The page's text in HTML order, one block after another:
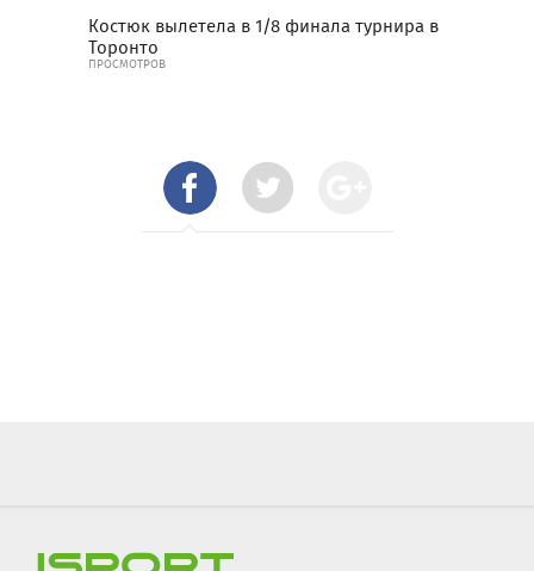
Костюк вылетела в 1/8 финала турнира в
Торонто
ПРОСМОТРОВ